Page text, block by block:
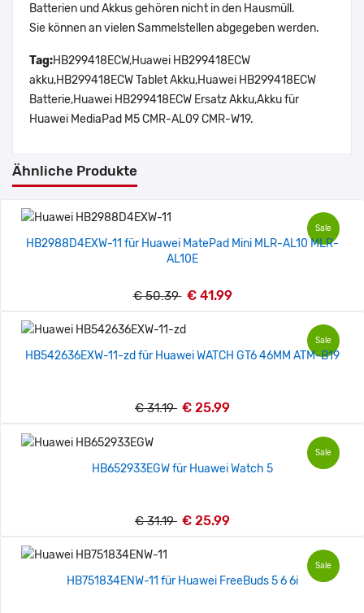
Batterien und Akkus gehören nicht in den Hausmüll.
Sie können an vielen Sammelstellen abgegeben werden.
Tag:HB299418ECW,Huawei HB299418ECW
akku,HB299418ECW Tablet Akku,Huawei HB299418ECW
Batterie,Huawei HB299418ECW Ersatz Akku,Akku für
Huawei MediaPad M5 CMR-AL09 CMR-W19.
Ähnliche Produkte
Sale
HB2988D4EXW-11 für Huawei MatePad Mini MLR-AL10 MLR-
AL10E
€ 50.39 € 41.99
Sale
HB542636EXW-11-zd für Huawei WATCH GT6 46MM ATM-B19
€ 31.19 € 25.99
Sale
HB652933EGW für Huawei Watch 5
€ 31.19 € 25.99
Sale
HB751834ENW-11 für Huawei FreeBuds 5 6 6i